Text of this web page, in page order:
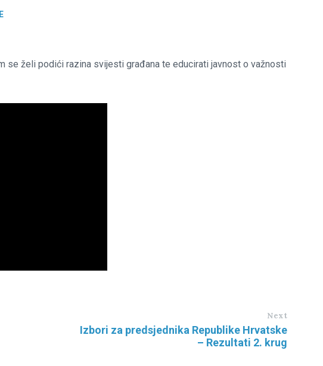
se želi podići razina svijesti građana te educirati javnost o važnosti
Next
Izbori za predsjednika Republike Hrvatske
– Rezultati 2. krug